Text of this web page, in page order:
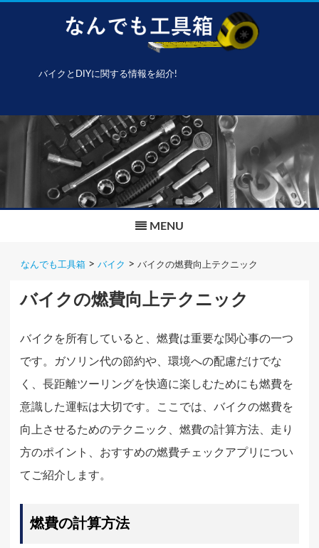
バイクとDIYに関する情報を紹介!
Skip
to
content
MENU
なんでも工具箱 > バイク > バイクの燃費向上テクニック
バイクの燃費向上テクニック
バイクを所有していると、燃費は重要な関心事の一つ
です。ガソリン代の節約や、環境への配慮だけでな
く、長距離ツーリングを快適に楽しむためにも燃費を
意識した運転は大切です。ここでは、バイクの燃費を
向上させるためのテクニック、燃費の計算方法、走り
方のポイント、おすすめの燃費チェックアプリについ
てご紹介します。
燃費の計算方法